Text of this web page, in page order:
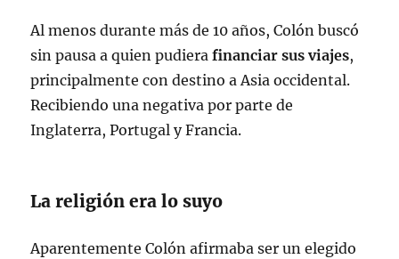
Al menos durante más de 10 años, Colón buscó
sin pausa a quien pudiera financiar sus viajes,
principalmente con destino a Asia occidental.
Recibiendo una negativa por parte de
Inglaterra, Portugal y Francia.
La religión era lo suyo
Aparentemente Colón afirmaba ser un elegido